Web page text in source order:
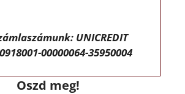
UNICREDIT
00000064-35950004
Oszd meg!